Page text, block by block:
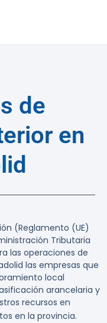
de
en
(Reglamento (UE)
Tributaria
las operaciones de
las empresas que
local
arancelaria y
recursos en
en la provincia.